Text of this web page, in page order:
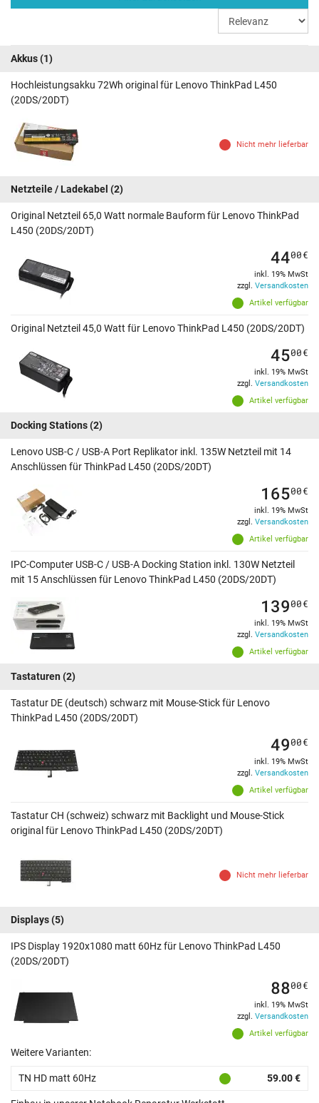
Akkus(1)
Hochleistungsakku 72Wh original für Lenovo ThinkPad L450
(20DS/20DT)
Nicht mehr lieferbar
Netzteile / Ladekabel (2)
Original Netzteil 65,0 Watt normale Bauform für Lenovo ThinkPad
L450 (20DS/20DT)
Artikel verfügbar
4400€
inkl. 19% MwSt
zzgl. Versandkosten
Original Netzteil 45,0 Watt für Lenovo ThinkPad L450 (20DS/20DT)
Artikel verfügbar
4500€
inkl. 19% MwSt
zzgl. Versandkosten
Docking Stations(2)
Lenovo USB-C / USB-A Port Replikator inkl. 135W Netzteil mit 14
Anschlüssen für ThinkPad L450 (20DS/20DT)
Artikel verfügbar
16500€
inkl. 19% MwSt
zzgl. Versandkosten
IPC-Computer USB-C / USB-A Docking Station inkl. 130W Netzteil
mit 15 Anschlüssen für Lenovo ThinkPad L450 (20DS/20DT)
Artikel verfügbar
13900€
inkl. 19% MwSt
zzgl. Versandkosten
Tastaturen (2)
Tastatur DE (deutsch) schwarz mit Mouse-Stick für Lenovo
ThinkPad L450 (20DS/20DT)
Artikel verfügbar
4900€
inkl. 19% MwSt
zzgl. Versandkosten
Tastatur CH (schweiz) schwarz mit Backlight und Mouse-Stick
original für Lenovo ThinkPad L450 (20DS/20DT)
Nicht mehr lieferbar
Displays(5)
IPS Display 1920x1080 matt 60Hz für Lenovo ThinkPad L450
(20DS/20DT)
Artikel verfügbar
8800€
inkl. 19% MwSt
zzgl. Versandkosten
Weitere Varianten:
TN HD matt 60Hz 59.00 €